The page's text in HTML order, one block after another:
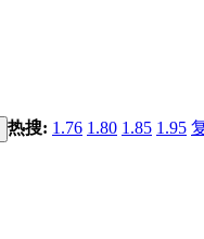
热搜: 1.76 1.80 1.85 1.95